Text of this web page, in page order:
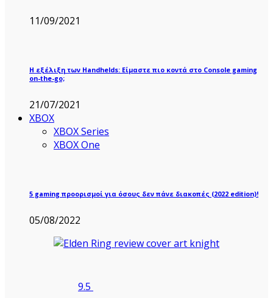
11/09/2021
Η εξέλιξη των Handhelds: Είμαστε πιο κοντά στο Console gaming
on-the-go;
21/07/2021
XBOX
XBOX Series
XBOX One
5 gaming προορισμοί για όσους δεν πάνε διακοπές (2022 edition)!
05/08/2022
9.5